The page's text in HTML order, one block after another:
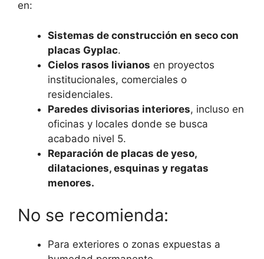
en:
Sistemas de construcción en seco con
placas Gyplac.
Cielos rasos livianos en proyectos
institucionales, comerciales o
residenciales.
Paredes divisorias interiores, incluso en
oficinas y locales donde se busca
acabado nivel 5.
Reparación de placas de yeso,
dilataciones, esquinas y regatas
menores.
No se recomienda:
Para exteriores o zonas expuestas a